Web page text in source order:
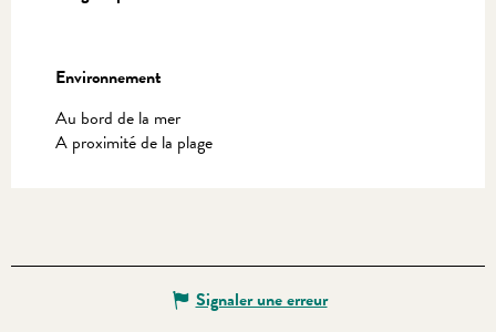
Environnement
Environnement
Au bord de la mer
A proximité de la plage
Signaler une erreur